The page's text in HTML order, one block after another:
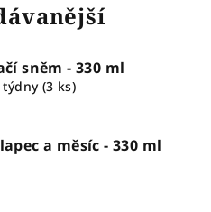
sněm - 330 ml
týdny (3 ks)
a měsíc - 330 ml